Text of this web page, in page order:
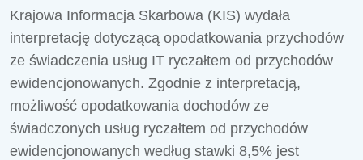
Krajowa Informacja Skarbowa (KIS) wydała
interpretację dotyczącą opodatkowania przychodów
ze świadczenia usług IT ryczałtem od przychodów
ewidencjonowanych. Zgodnie z interpretacją,
możliwość opodatkowania dochodów ze
świadczonych usług ryczałtem od przychodów
ewidencjonowanych według stawki 8,5% jest